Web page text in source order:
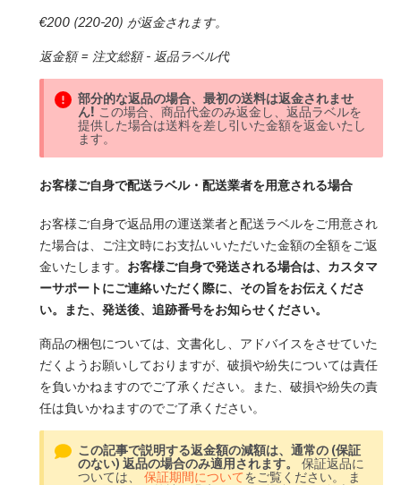
€200 (220-20) が返金されます。
返金額 = 注文総額 - 返品ラベル代
部分的な返品の場合、最初の送料は返金されませ
ん! この場合、商品代金のみ返金し、返品ラベルを
提供した場合は送料を差し引いた金額を返金いたし
ます。
お客様ご自身で配送ラベル・配送業者を用意される場合
お客様ご自身で返品用の運送業者と配送ラベルをご用意され
た場合は、ご注文時にお支払いいただいた金額の全額をご返
金いたします。 お客様ご自身で発送される場合は、カスタマ
ーサポートにご連絡いただく際に、その旨をお伝えくださ
い。また、発送後、追跡番号をお知らせください。
商品の梱包については、文書化し、アドバイスをさせていた
だくようお願いしておりますが、破損や紛失については責任
を負いかねますのでご了承ください。また、破損や紛失の責
任は負いかねますのでご了承ください。
この記事で説明する返金額の減額は、通常の (保証
のない) 返品の場合のみ適用されます。
保証返品に
ついては、保証期間についてをご覧ください。 ま